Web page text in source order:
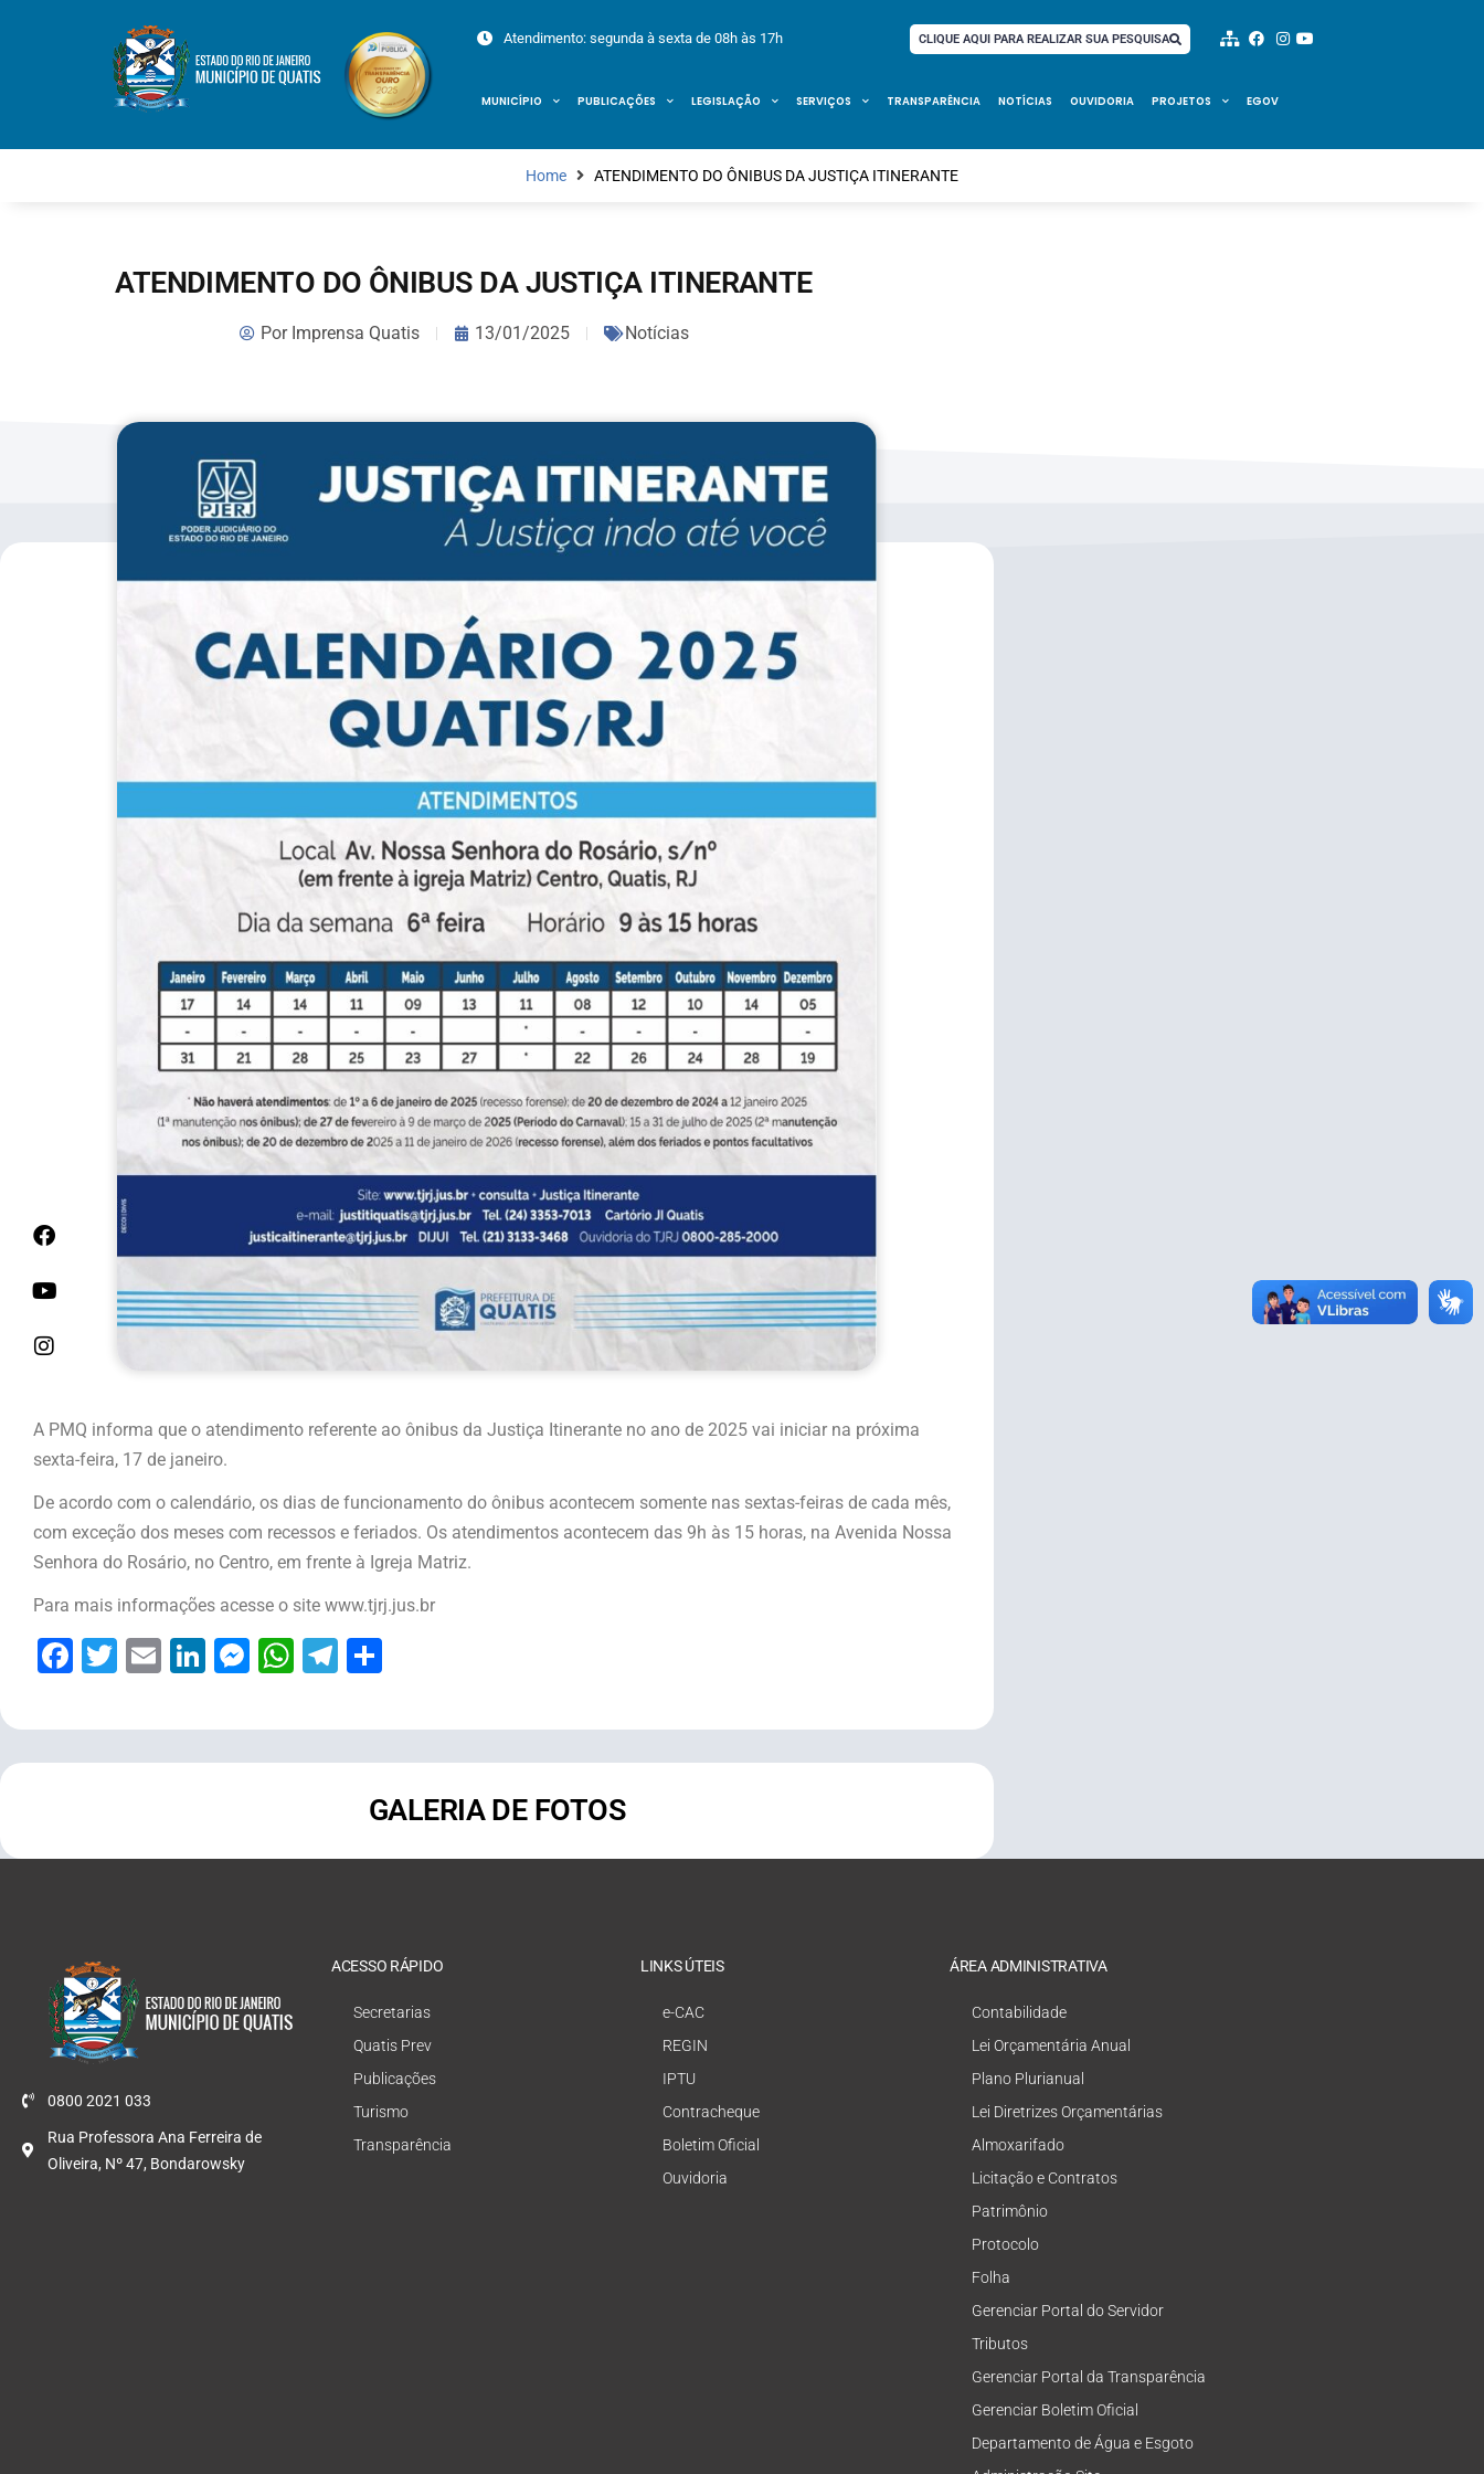
Atendimento: segunda à sexta de 08h às 17h CLIQUE AQUI PARA REALIZAR SUA PESQUISA
MUNICÍPIO PUBLICAÇÕES LEGISLAÇÃO SERVIÇOS TRANSPARÊNCIA NOTÍCIAS OUVIDORIA PROJETOS EGOV
Home ATENDIMENTO DO ÔNIBUS DA JUSTIÇA ITINERANTE
ATENDIMENTO DO ÔNIBUS DA JUSTIÇA ITINERANTE
PorImprensa Quatis 13/01/2025 Notícias
A PMQ informa que o atendimento referente ao ônibus da Justiça Itinerante no ano de 2025 vai iniciar na próxima
sexta-feira, 17 de janeiro.
De acordo com o calendário, os dias de funcionamento do ônibus acontecem somente nas sextas-feiras de cada mês,
com exceção dos meses com recessos e feriados. Os atendimentos acontecem das 9h às 15 horas, na Avenida Nossa
Senhora do Rosário, no Centro, em frente à Igreja Matriz.
Para mais informações acesse o site www.tjrj.jus.br
Facebook
Twitter
EmailLinkedIn
Messenger
WhatsApp
Telegram
GALERIA DE FOTOS
0800 2021 033
Rua Professora Ana Ferreira de
Oliveira, Nº 47, Bondarowsky
ACESSO RÁPIDO
Secretarias
Quatis Prev
Publicações
Turismo
Transparência
LINKS ÚTEIS
e-CAC
REGIN
IPTU
Contracheque
Boletim Oficial
Ouvidoria
ÁREA ADMINISTRATIVA
Contabilidade
Lei Orçamentária Anual
Plano Plurianual
Lei Diretrizes Orçamentárias
Almoxarifado
Licitação e Contratos
Patrimônio
Protocolo
Folha
Gerenciar Portal do Servidor
Tributos
Gerenciar Portal da Transparência
Gerenciar Boletim Oficial
Departamento de Água e Esgoto